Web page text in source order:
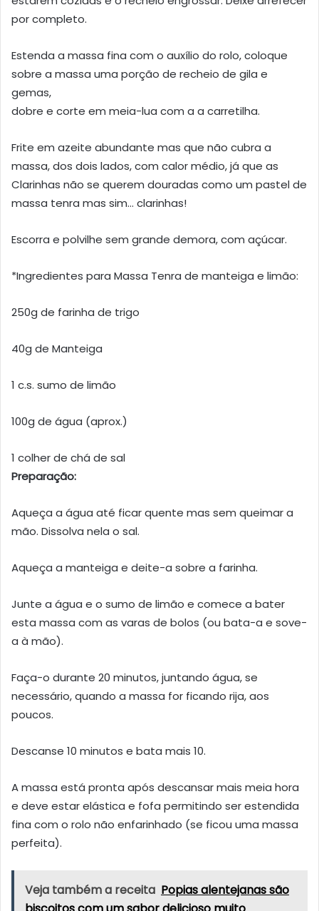
por completo.
Estenda a massa fina com o auxílio do rolo, coloque
sobre a massa uma porção de recheio de gila e
gemas,
dobre e corte em meia-lua com a a carretilha.
Frite em azeite abundante mas que não cubra a
massa, dos dois lados, com calor médio, já que as
Clarinhas não se querem douradas como um pastel de
massa tenra mas sim… clarinhas!
Escorra e polvilhe sem grande demora, com açúcar.
*Ingredientes para Massa Tenra de manteiga e limão:
250g de farinha de trigo
40g de Manteiga
1 c.s. sumo de limão
100g de água (aprox.)
1 colher de chá de sal
Preparação:
Aqueça a água até ficar quente mas sem queimar a
mão. Dissolva nela o sal.
Aqueça a manteiga e deite-a sobre a farinha.
Junte a água e o sumo de limão e comece a bater
esta massa com as varas de bolos (ou bata-a e sove-
a à mão).
Faça-o durante 20 minutos, juntando água, se
necessário, quando a massa for ficando rija, aos
poucos.
Descanse 10 minutos e bata mais 10.
A massa está pronta após descansar mais meia hora
e deve estar elástica e fofa permitindo ser estendida
fina com o rolo não enfarinhado (se ficou uma massa
perfeita).
Veja também a receita Popias alentejanas são